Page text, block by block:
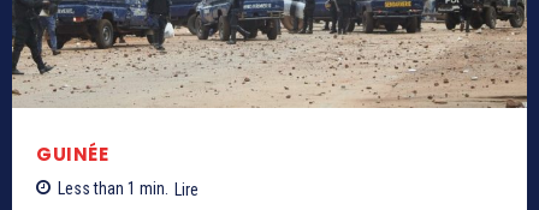
GUINÉE
Less than 1 min. Lire